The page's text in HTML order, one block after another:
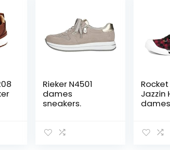
Rieker N4501
dames
sneakers.
Jazzin